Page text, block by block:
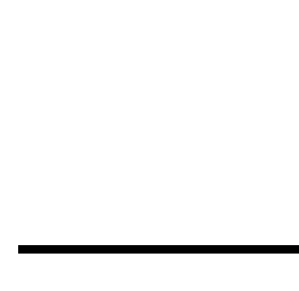
น้องเก่งมาก เพราะที่บ้านพ่อแม่มี